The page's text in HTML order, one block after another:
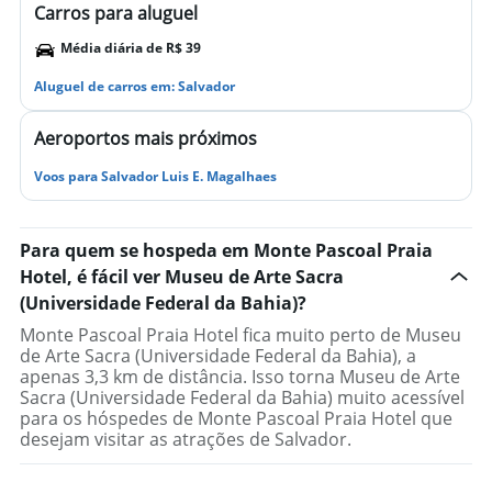
Carros para aluguel
Média diária de R$ 39
Aluguel de carros em: Salvador
Aeroportos mais próximos
Voos para Salvador Luis E. Magalhaes
Para quem se hospeda em Monte Pascoal Praia
Hotel, é fácil ver Museu de Arte Sacra
(Universidade Federal da Bahia)?
Monte Pascoal Praia Hotel fica muito perto de Museu
de Arte Sacra (Universidade Federal da Bahia), a
apenas 3,3 km de distância. Isso torna Museu de Arte
Sacra (Universidade Federal da Bahia) muito acessível
para os hóspedes de Monte Pascoal Praia Hotel que
desejam visitar as atrações de Salvador.